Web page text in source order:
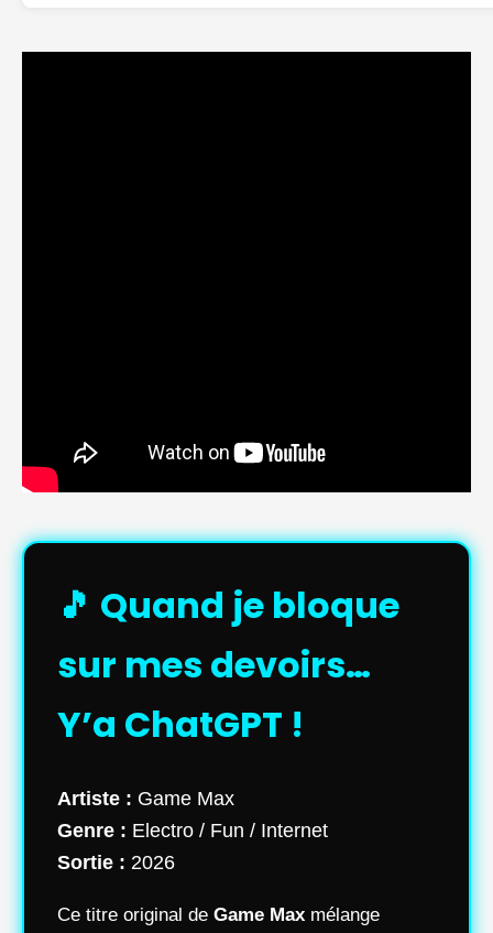
🎵 Quand je bloque
sur mes devoirs…
Y’a ChatGPT !
Artiste : Game Max
Genre : Electro / Fun / Internet
Sortie : 2026
Ce titre original de Game Max mélange